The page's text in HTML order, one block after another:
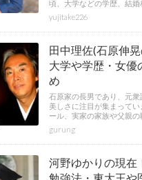
頃、大学などの学歴、結
yujitake226
田中理佐(石原伸
大学や学歴・女優
め
石原家の長男であり、元
美しさに注目が集まって
ール、実家の家族や父親の
gurung
河野ゆかりの現在